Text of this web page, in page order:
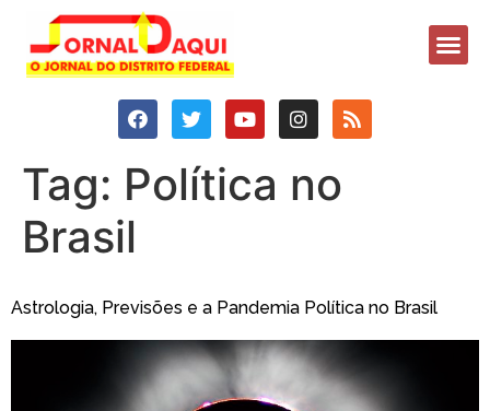
Tag: Política no
Brasil
Astrologia, Previsões e a Pandemia Política no Brasil